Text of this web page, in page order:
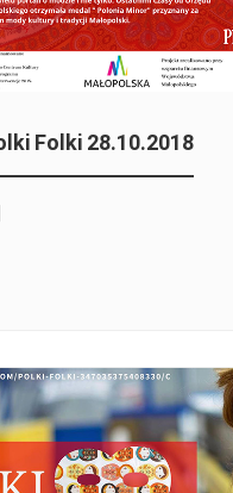
Folki 28.10.2018